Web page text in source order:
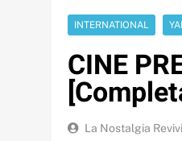
INTERNATIONAL
CINE
La Nostalgia